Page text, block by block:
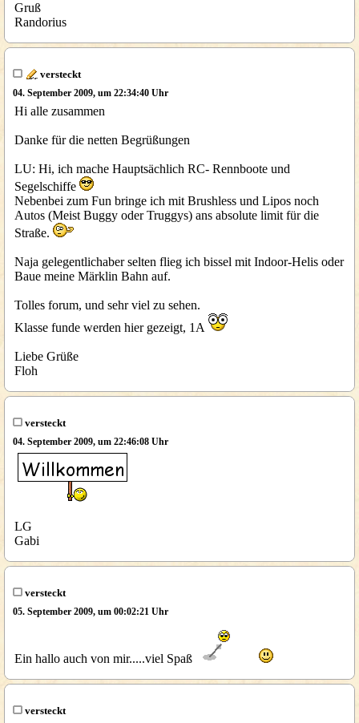
Gruß
Randorius
versteckt
04. September 2009, um 22:34:40 Uhr
Hi alle zusammen
Danke für die netten Begrüßungen
LU: Hi, ich mache Hauptsächlich RC- Rennboote und
Segelschiffe
Nebenbei zum Fun bringe ich mit Brushless und Lipos noch
Autos (Meist Buggy oder Truggys) ans absolute limit für die
Straße.
Naja gelegentlichaber selten flieg ich bissel mit Indoor-Helis oder
Baue meine Märklin Bahn auf.
Tolles forum, und sehr viel zu sehen.
Klasse funde werden hier gezeigt, 1A
Liebe Grüße
Floh
versteckt
04. September 2009, um 22:46:08 Uhr
LG
Gabi
versteckt
05. September 2009, um 00:02:21 Uhr
Ein hallo auch von mir.....viel Spaß
versteckt